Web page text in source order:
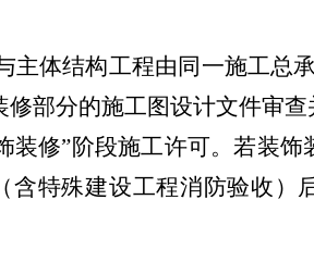
主体结构工程由同一施工总
部分的施工图设计文件审
装修”阶段施工许可。若装饰
含特殊建设工程消防验收 ）